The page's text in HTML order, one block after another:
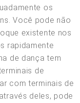
os
Você pode não
existente nos
rapidamente
de dança tem
de
com terminais de
deles, pode